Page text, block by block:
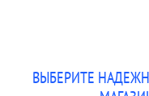
ВЫБЕРИТЕ